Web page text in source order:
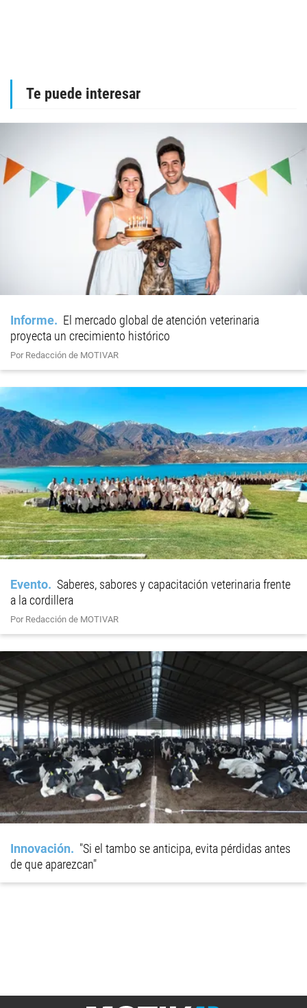
Te puede interesar
Informe
El mercado global de atención veterinaria
proyecta un crecimiento histórico
Por Redacción de MOTIVAR
Evento
Saberes, sabores y capacitación veterinaria frente
a la cordillera
Por Redacción de MOTIVAR
Innovación
"Si el tambo se anticipa, evita pérdidas antes
de que aparezcan"